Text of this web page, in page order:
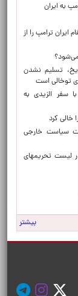
ایران ترامپ را از
می‌شود؟
تسلیم نشدن
توخالی است
سفر الزیدی به
خالی کرد
سیاست خارجی
در لیست تحریمهای
بیشتر